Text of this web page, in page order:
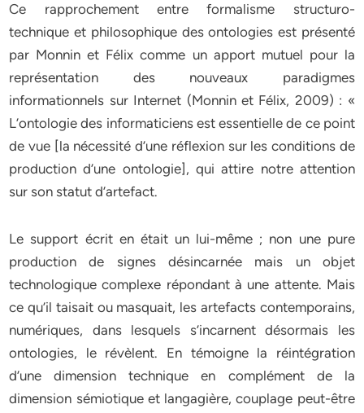
Ce rapprochement entre formalisme structuro-
technique et philosophique des ontologies est présenté
par Monnin et Félix comme un apport mutuel pour la
représentation des nouveaux paradigmes
informationnels sur Internet (Monnin et Félix, 2009) : «
L’ontologie des informaticiens est essentielle de ce point
de vue [la nécessité d’une réflexion sur les conditions de
production d’une ontologie], qui attire notre attention
sur son statut d’artefact.
Le support écrit en était un lui-même ; non une pure
production de signes désincarnée mais un objet
technologique complexe répondant à une attente. Mais
ce qu’il taisait ou masquait, les artefacts contemporains,
numériques, dans lesquels s’incarnent désormais les
ontologies, le révèlent. En témoigne la réintégration
d’une dimension technique en complément de la
dimension sémiotique et langagière, couplage peut-être